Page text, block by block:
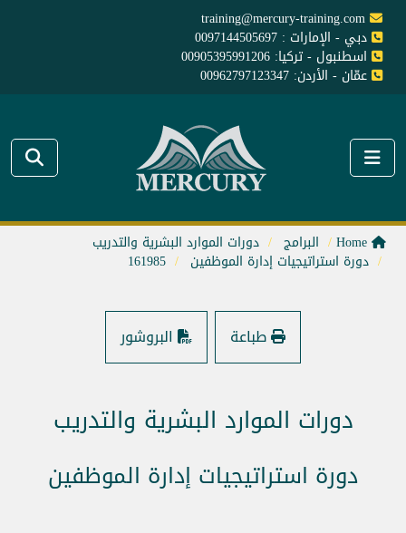
training@mercury-training.com
دبي - الإمارات : 0097144505697
اسطنبول - تركيا: 00905395991206
عمّان - الأردن: 00962797123347
البرامج دورات الموارد البشرية والتدريب
دورة استراتيجيات إدارة الموظفين 161985
طباعة البروشور
دورات الموارد البشرية والتدريب
دورة استراتيجيات إدارة الموظفين